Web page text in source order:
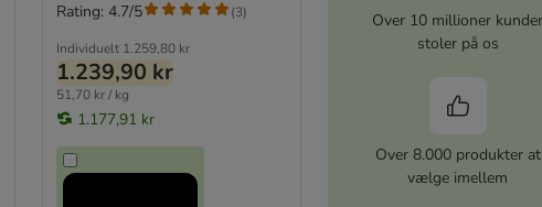
Individuelt 1.259,80 kr
1.239,90 kr
51,70 kr / kg
1.177,91 kr
Rating: 4.7/5 (3)
Over 10 millioner kunder
stoler på os
Over 8.000 produkter at
vælge imellem